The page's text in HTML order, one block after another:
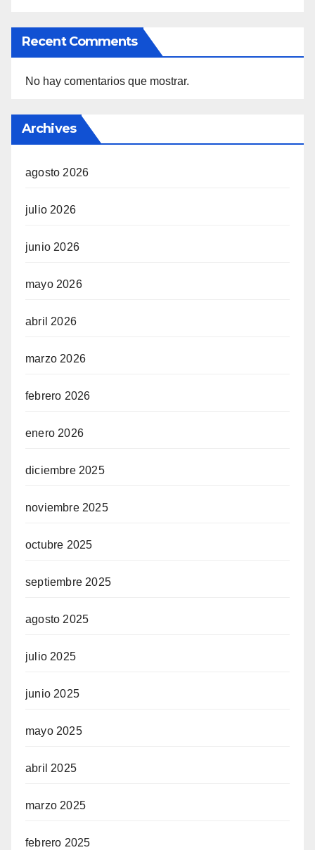
Recent Comments
No hay comentarios que mostrar.
Archives
agosto 2026
julio 2026
junio 2026
mayo 2026
abril 2026
marzo 2026
febrero 2026
enero 2026
diciembre 2025
noviembre 2025
octubre 2025
septiembre 2025
agosto 2025
julio 2025
junio 2025
mayo 2025
abril 2025
marzo 2025
febrero 2025